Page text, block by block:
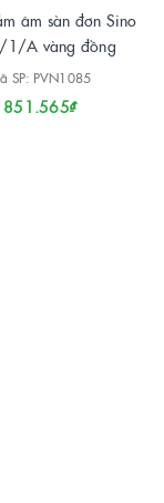
âm sàn đơn Sino
1/A vàng đồng
SP: PVN1085
851.565₫